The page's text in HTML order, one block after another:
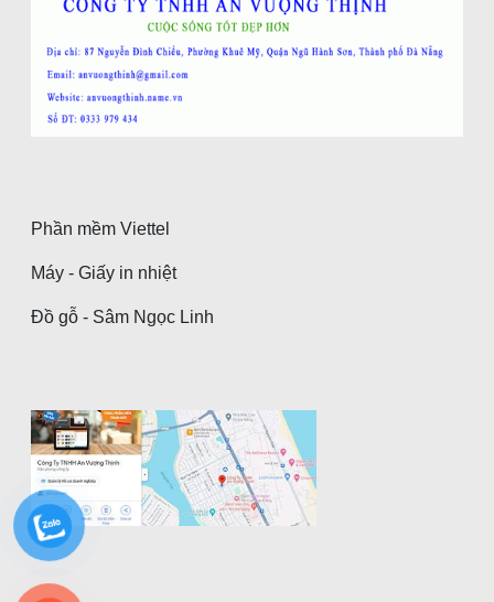
Phần mềm Viettel
Máy - Giấy in nhiệt
Đồ gỗ - Sâm Ngọc Linh